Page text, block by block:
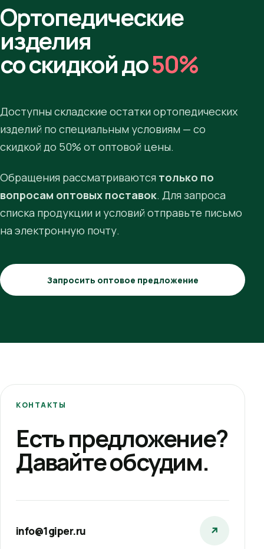
Ортопедические
изделия
со скидкой до50%
Доступны складские остатки ортопедических
изделий по специальным условиям — со
скидкой до 50% от оптовой цены.
Обращения рассматриваются только по
вопросам оптовых поставок. Для запроса
списка продукции и условий отправьте письмо
на электронную почту.
Запросить оптовое предложение
КОНТАКТЫ
Есть предложение?
Давайте обсудим.
info@1giper.ru ↗